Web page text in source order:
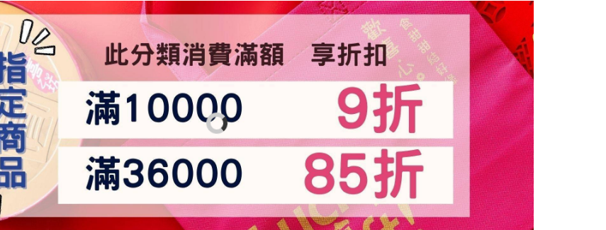
□財圓廣進(大圓盒500g/每片
21g)
□財圓廣進(長盒15片/每片21g)
□財圓廣進(小圓盒5片/每片21g)
□福祿超財(小長盒10片/每片21g)
□花甜喜事(長盒15片/每片16g)
□牛軋糖夾心餅(長盒15片/13g)
(含蔥-五辛素)
△漢餅｜酥餅點心類☆三笠燒搭配禮盒系列
☆綠豆椪搭配禮盒系列
♡蜂蜜｜桂圓蛋糕(可常溫宅配)
♡冰心綠豆皇｜季節冰粽
預算501以上
單品禮盒區
綜合禮盒區